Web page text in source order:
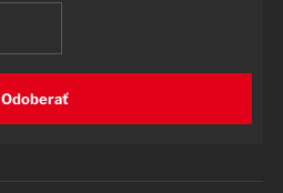
Odoberať